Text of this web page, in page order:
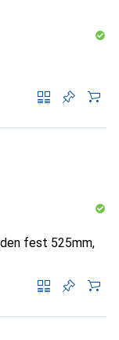
fest 525mm,